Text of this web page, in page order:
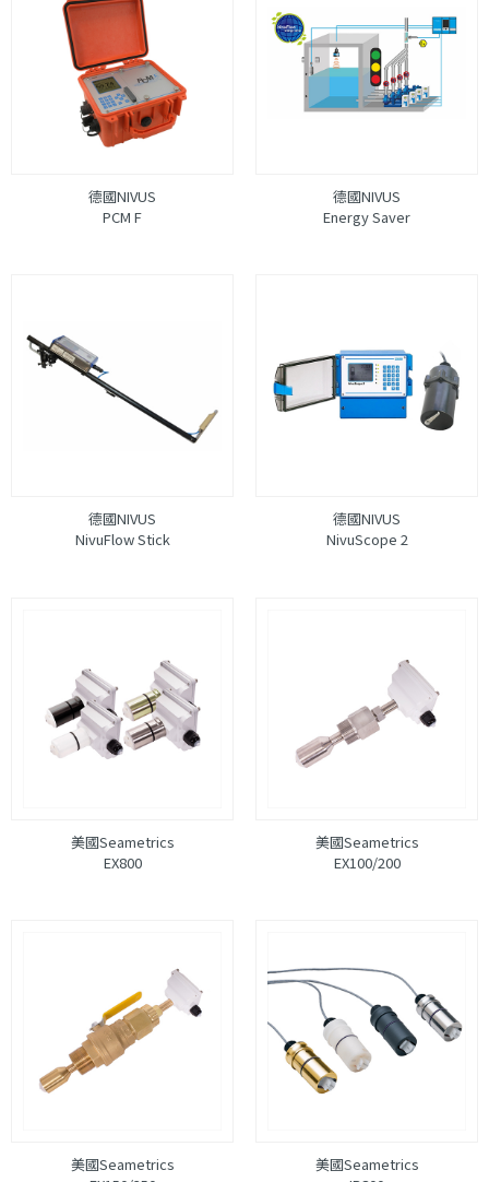
德國NIVUS
PCM F
德國NIVUS
Energy Saver
德國NIVUS
NivuFlow Stick
德國NIVUS
NivuScope 2
美國Seametrics
EX800
美國Seametrics
EX100/200
美國Seametrics
美國Seametrics